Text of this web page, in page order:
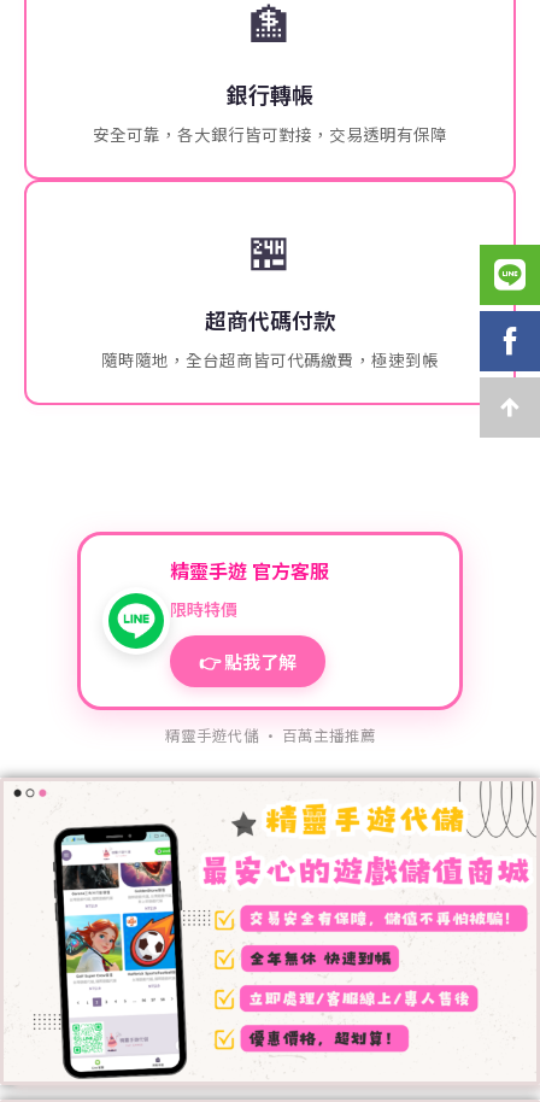
🏦
銀行轉帳
安全可靠，各大銀行皆可對接，交易透明有保障
🏪
超商代碼付款
隨時隨地，全台超商皆可代碼繳費，極速到帳
精靈手遊 官方客服
限時特價
👉 點我了解
精靈手遊代儲 · 百萬主播推薦